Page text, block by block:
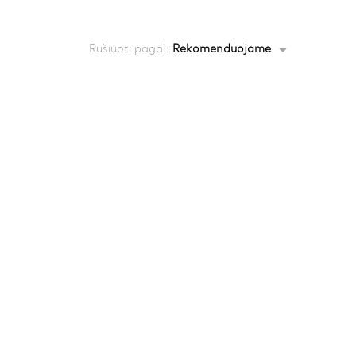
Rūšiuoti pagal: Rekomenduojame